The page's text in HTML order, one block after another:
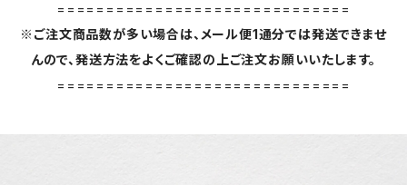
==============================
※ご注文商品数が多い場合は、メール便1通分では発送できませ
んので、発送方法をよくご確認の上ご注文お願いいたします。
==============================